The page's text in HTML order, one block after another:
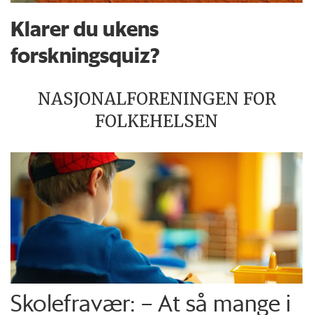
Klarer du ukens
forskningsquiz?
NASJONALFORENINGEN FOR
FOLKEHELSEN
Skolefravær: – At så mange i